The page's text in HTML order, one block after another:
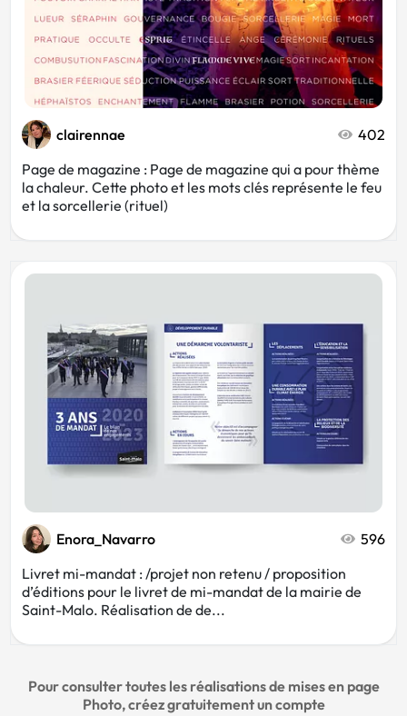
clairennae
402
Page de magazine : Page de magazine qui a pour thème
la chaleur. Cette photo et les mots clés représente le feu
et la sorcellerie (rituel)
Enora_Navarro
596
Livret mi-mandat : /projet non retenu / proposition
d’éditions pour le livret de mi-mandat de la mairie de
Saint-Malo. Réalisation de de...
Pour consulter toutes les réalisations de mises en page
Photo, créez gratuitement un compte